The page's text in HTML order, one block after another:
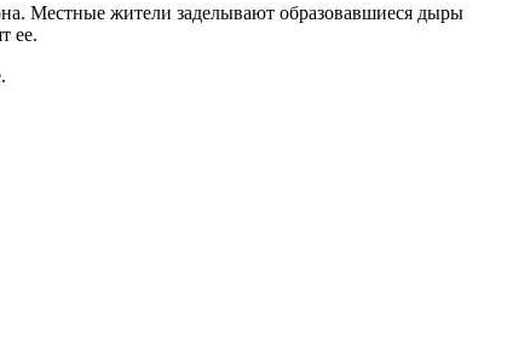
Местные жители заделывают образовавшиеся дыры
ее.